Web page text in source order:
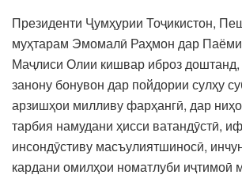
Президенти Ҷумҳурии Тоҷикистон,
муҳтарам Эмомалӣ Раҳмон дар Паёми
Маҷлиси Олии кишвар иброз
занону бонувон дар пойдории сулҳу
арзишҳои милливу фарҳангӣ, дар
тарбия намудани ҳисси ватандӯстӣ,
инсондӯстиву масъулиятшиносӣ,
кардани омилҳои номатлуби иҷтимоӣ